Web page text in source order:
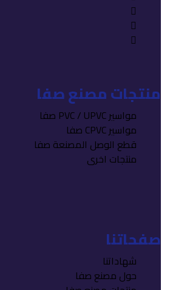
مصنع صفا
مواسير PVC / UPVC صفا
مواسير CPVC صفا
قطع الوصل المصنعة صفا
منتجات اخرى
شهاداتنا
حول مصنع صفا